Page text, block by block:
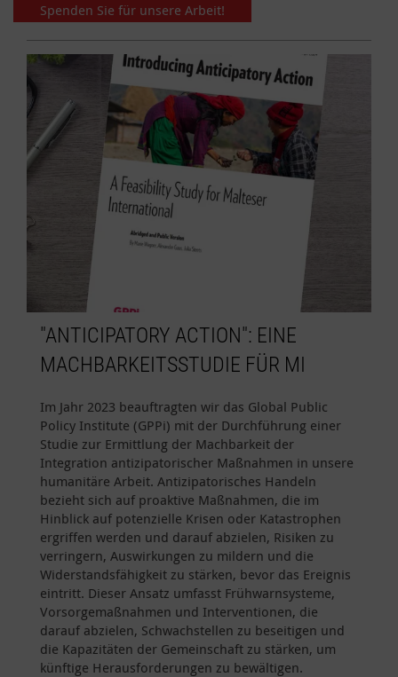
Spenden Sie für unsere Arbeit!
"ANTICIPATORY ACTION": EINE
MACHBARKEITSSTUDIE FÜR MI
Im Jahr 2023 beauftragten wir das Global Public
Policy Institute (GPPi) mit der Durchführung einer
Studie zur Ermittlung der Machbarkeit der
Integration antizipatorischer Maßnahmen in unsere
humanitäre Arbeit. Antizipatorisches Handeln
bezieht sich auf proaktive Maßnahmen, die im
Hinblick auf potenzielle Krisen oder Katastrophen
ergriffen werden und darauf abzielen, Risiken zu
verringern, Auswirkungen zu mildern und die
Widerstandsfähigkeit zu stärken, bevor das Ereignis
eintritt. Dieser Ansatz umfasst Frühwarnsysteme,
Vorsorgemaßnahmen und Interventionen, die
darauf abzielen, Schwachstellen zu beseitigen und
die Kapazitäten der Gemeinschaft zu stärken, um
künftige Herausforderungen zu bewältigen.